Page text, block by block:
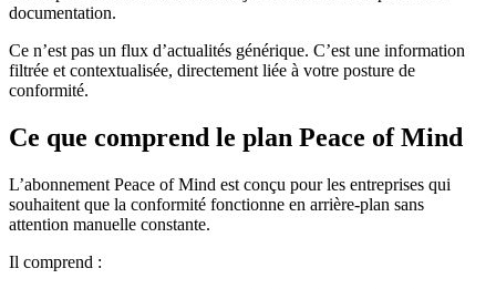
documentation.
Ce n’est pas un flux d’actualités générique. C’est une information
filtrée et contextualisée, directement liée à votre posture de
conformité.
Ce que comprend le plan Peace of Mind
L’abonnement Peace of Mind est conçu pour les entreprises qui
souhaitent que la conformité fonctionne en arrière-plan sans
attention manuelle constante.
Il comprend :